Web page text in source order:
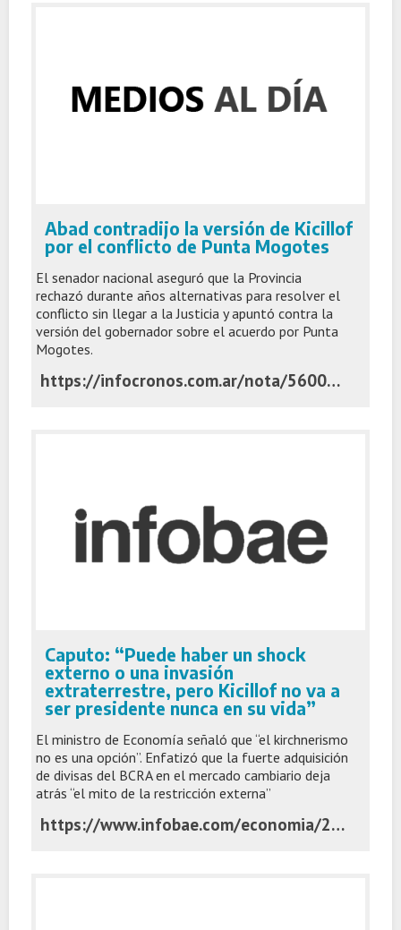
Abad contradijo la versión de Kicillof
por el conflicto de Punta Mogotes
El senador nacional aseguró que la Provincia
rechazó durante años alternativas para resolver el
conflicto sin llegar a la Justicia y apuntó contra la
versión del gobernador sobre el acuerdo por Punta
Mogotes.
https://infocronos.com.ar/nota/56005/abad-contradijo-la-version-de-kicillof-por-el-conflicto-de-punta-mogotes/
Caputo: “Puede haber un shock
externo o una invasión
extraterrestre, pero Kicillof no va a
ser presidente nunca en su vida”
El ministro de Economía señaló que “el kirchnerismo
no es una opción”. Enfatizó que la fuerte adquisición
de divisas del BCRA en el mercado cambiario deja
atrás “el mito de la restricción externa”
https://www.infobae.com/economia/2026/06/02/caputo-puede-haber-un-shock-externo-o-una-invasion-extraterrestre-pero-kicillof-no-va-a-ser-presidente-nunca-en-su-vida/